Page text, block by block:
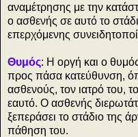
αναμέτρησης με την
ο ασθενής σε αυτό το
επερχόμενης
Θυμός: Η οργή και ο θυμός
προς πάσα κατεύθυνση,
ασθενούς, τον ιατρό του,
εαυτό. Ο ασθενής
ξεπεράσει το στάδιο της
πάθηση του.